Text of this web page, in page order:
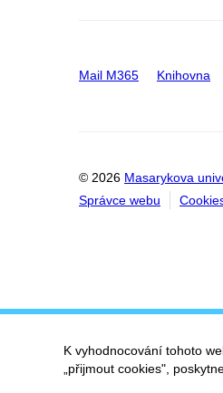
Mail M365 Knihovna
© 2026 Masarykova
Správce webu
K vyhodnocování tohoto
„přijmout cookies",